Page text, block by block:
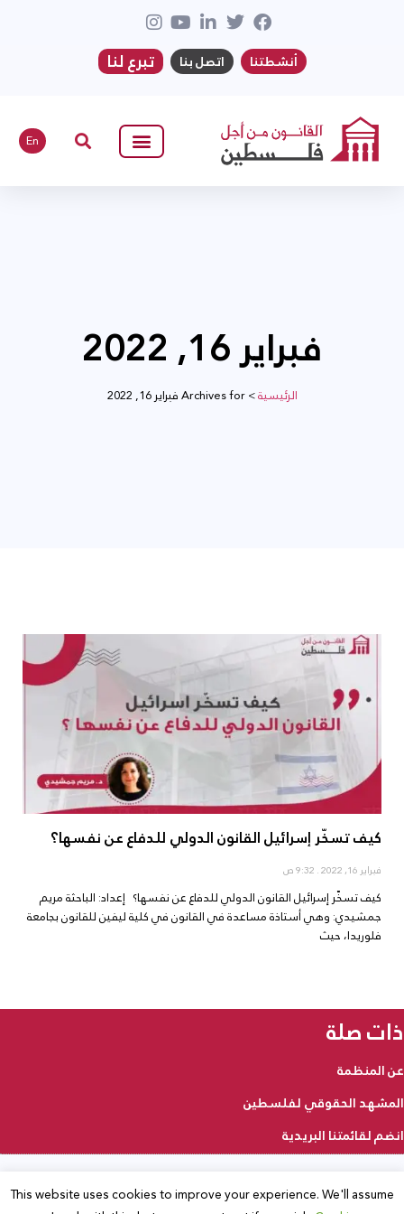
أنشطتنا اتصل بنا تبرع لنا
En
فبراير 16, 2022
الرئيسية>Archives for فبراير 16, 2022
كيف تسخّر إسرائيل القانون الدولي للدفاع عن نفسها؟
فبراير 16, 2022
كيف تسخّر إسرائيل القانون الدولي للدفاع عن نفسها؟ إعداد: الباحثة مريم
جمشيدي: وهي أستاذة مساعدة في القانون في كلية ليفين للقانون بجامعة
فلوريدا، حيث
ذات صلة
عن المنظمة
المشهد الحقوقي لفلسطين
انضم لقائمتنا البريدية
2025 © جميع الحقوق محفوظة
This website uses cookies to improve your experience. We'll assume